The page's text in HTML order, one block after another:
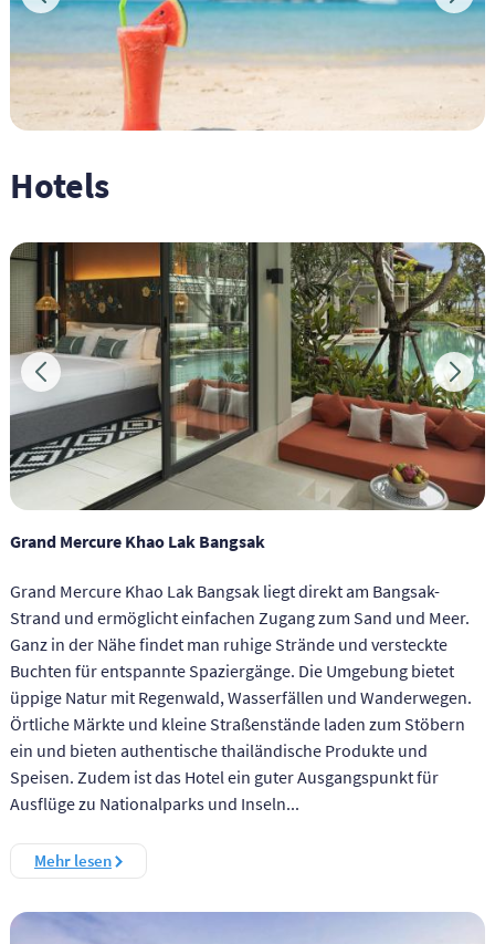
Hotels
Grand Mercure Khao Lak Bangsak
Grand Mercure Khao Lak Bangsak liegt direkt am Bangsak-
Strand und ermöglicht einfachen Zugang zum Sand und Meer.
Ganz in der Nähe findet man ruhige Strände und versteckte
Buchten für entspannte Spaziergänge. Die Umgebung bietet
üppige Natur mit Regenwald, Wasserfällen und Wanderwegen.
Örtliche Märkte und kleine Straßenstände laden zum Stöbern
ein und bieten authentische thailändische Produkte und
Speisen. Zudem ist das Hotel ein guter Ausgangspunkt für
Ausflüge zu Nationalparks und Inseln...
Mehr lesen